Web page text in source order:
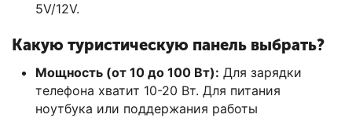
5V/12V.
Какую туристическую панель выбрать?
Мощность (от 10 до 100 Вт): Для зарядки
телефона хватит 10-20 Вт. Для питания
ноутбука или поддержания работы